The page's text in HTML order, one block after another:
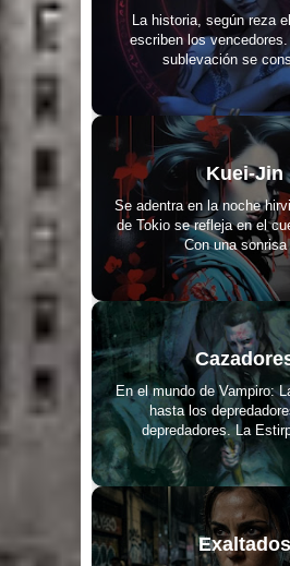
La historia, según reza
escriben los
sublevación se
Kuei-Jin
Se adentra en la noche
de Tokio se refleja en el
Con una sonrisa
En el mundo de Vampiro:
hasta los
depredadores. La
Exaltados